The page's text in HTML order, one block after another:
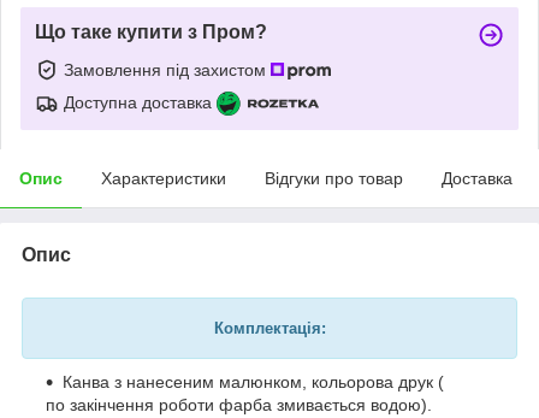
Що таке купити з Пром?
Замовлення під захистом
Доступна доставка
Опис Характеристики Відгуки про товар Доставка
Опис
Комплектація:
Канва з нанесеним малюнком, кольорова друк (
по закінчення роботи фарба змивається водою).